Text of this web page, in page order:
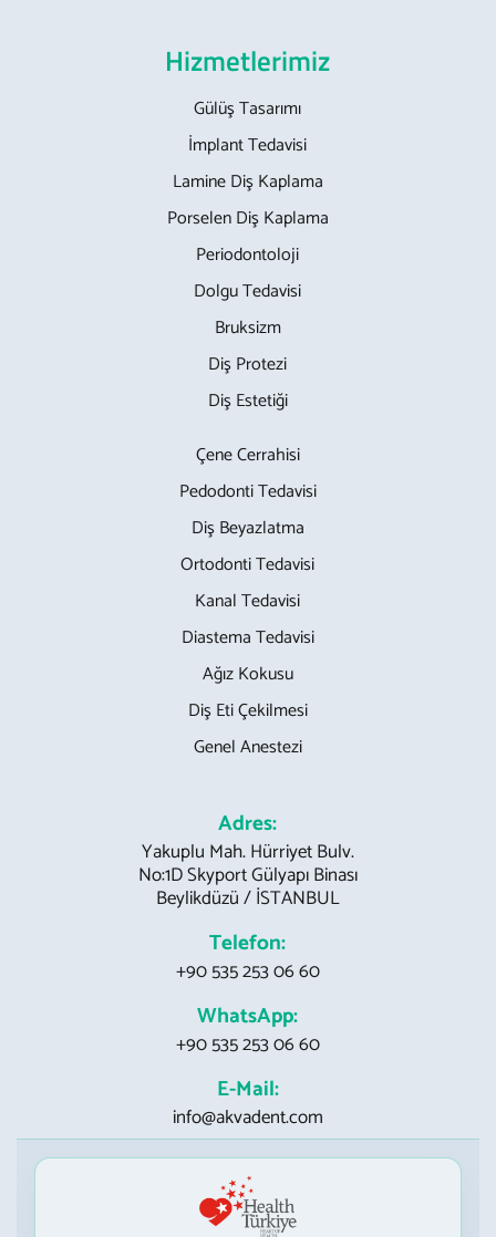
Hizmetlerimiz
Gülüş Tasarımı
İmplant Tedavisi
Lamine Diş Kaplama
Porselen Diş Kaplama
Periodontoloji
Dolgu Tedavisi
Bruksizm
Diş Protezi
Diş Estetiği
Çene Cerrahisi
Pedodonti Tedavisi
Diş Beyazlatma
Ortodonti Tedavisi
Kanal Tedavisi
Diastema Tedavisi
Ağız Kokusu
Diş Eti Çekilmesi
Genel Anestezi
Adres:
Yakuplu Mah. Hürriyet Bulv.
No:1D Skyport Gülyapı Binası
Beylikdüzü / İSTANBUL
Telefon:
+90 535 253 06 60
WhatsApp:
+90 535 253 06 60
E-Mail:
info@akvadent.com